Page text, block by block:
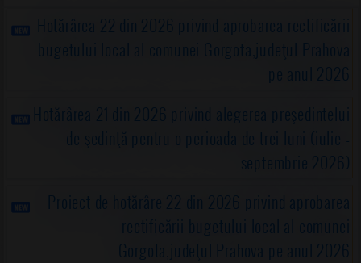
Hotărârea 22 din 2026 privind aprobarea rectificării
bugetului local al comunei Gorgota,judeţul Prahova
pe anul 2026
Hotărârea 21 din 2026 privind alegerea preşedintelui
de şedinţă pentru o perioada de trei luni (iulie -
septembrie 2026)
Proiect de hotărâre 22 din 2026 privind aprobarea
rectificării bugetului local al comunei
Gorgota,judeţul Prahova pe anul 2026